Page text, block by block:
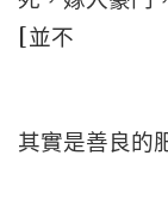
[並不
其實是善良的